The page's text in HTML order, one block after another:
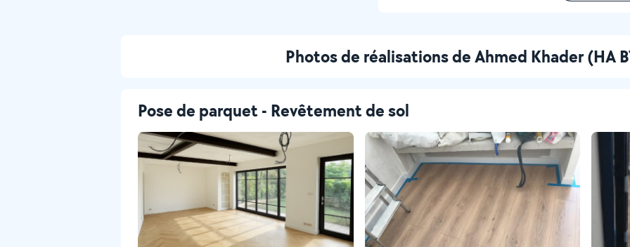
Photos de réalisations de Ahmed Khader (HA
Pose de parquet - Revêtement de sol